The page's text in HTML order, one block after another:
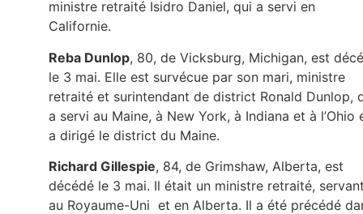
ministre retraité Isidro Daniel, qui a servi en
Californie.
Reba Dunlop, 80, de Vicksburg, Michigan, est
le 3 mai. Elle est survécue par son mari, ministre
retraité et surintendant de district Ronald Dunlop,
a servi au Maine, à New York, à Indiana et à l’Ohio
a dirigé le district du Maine.
Richard Gillespie, 84, de Grimshaw, Alberta, est
décédé le 3 mai. Il était un ministre retraité,
au Royaume-Uni et en Alberta. Il a été précédé